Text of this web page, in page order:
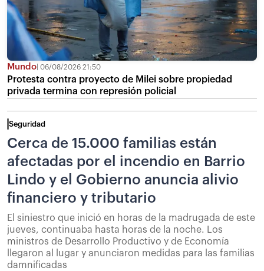
Mundo 06/08/2026 21:50
Protesta contra proyecto de Milei sobre propiedad
privada termina con represión policial
Seguridad
Cerca de 15.000 familias están
afectadas por el incendio en Barrio
Lindo y el Gobierno anuncia alivio
financiero y tributario
El siniestro que inició en horas de la madrugada de este
jueves, continuaba hasta horas de la noche. Los
ministros de Desarrollo Productivo y de Economía
llegaron al lugar y anunciaron medidas para las familias
damnificadas